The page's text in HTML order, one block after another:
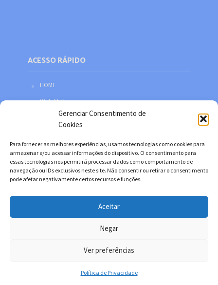
Gerenciar Consentimento de
Cookies
Para fornecer as melhores experiências, usamos tecnologias como cookies para
armazenar e/ou acessar informações do dispositivo. O consentimento para
essas tecnologias nos permitirá processar dados como comportamento de
navegação ou IDs exclusivos neste site. Não consentir ou retirar o consentimento
pode afetar negativamente certos recursos e funções.
Aceitar
Negar
Ver preferências
Política de Privacidade
ACESSO RÁPIDO
HOME
Web Mail
Política de privacidade
Facebook
Twitter
YouTube
Instagram
Copyright © 2026. Desenvolvido por Danilo Filitto.